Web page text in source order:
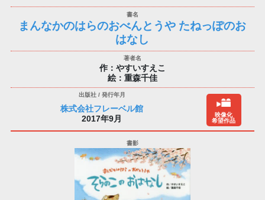
まんなかのはらのおべんとうや たねっぽのお
はなし
作：やすいすえこ
絵：重森千佳
株式会社フレーベル館
2017年9月
映像化
希望作品